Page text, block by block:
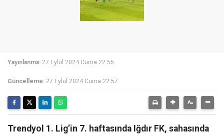
Yayınlanma: 27 Eylül 2024 Cuma 22:55
Güncelleme: 27 Eylül 2024 Cuma 22:57
Trendyol 1. Lig’in 7. haftasında Iğdır FK, sahasında